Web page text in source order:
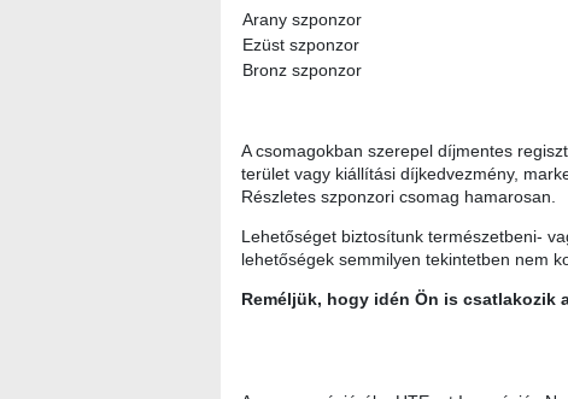
Arany szponzor
Ezüst szponzor
Bronz szponzor
A csomagokban szerepel díjmentes
terület vagy kiállítási díjkedvezmény,
Részletes szponzori csomag hamarosan.
Lehetőséget biztosítunk természetbeni-
lehetőségek semmilyen tekintetben nem
Reméljük, hogy idén Ön is csatlakozik